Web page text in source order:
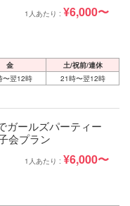
1人あたり : ¥6,000〜
金
土/祝前/連休
〜翌12時 21時〜翌12時
ガールズパーティー
会プラン
1人あたり : ¥6,000〜